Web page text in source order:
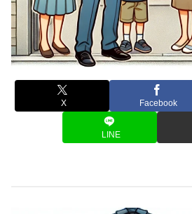
X Facebook
LINE